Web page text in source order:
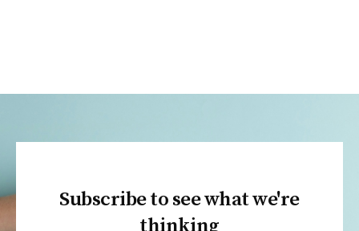
Subscribe to see what we're
thinking